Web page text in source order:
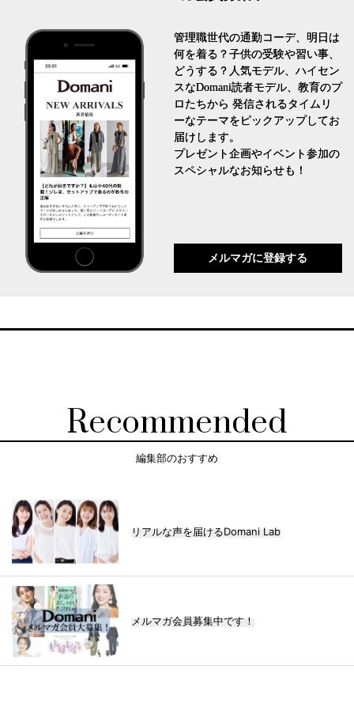
管理職世代の通勤コーデ、明日は
何を着る？子供の受験や習い事、
どうする？人気モデル、ハイセン
スなDomani読者モデル、教育のプ
ロたちから 発信されるタイムリ
ーなテーマをピックアップしてお
届けします。
プレゼント企画やイベント参加の
スペシャルなお知らせも！
メルマガに登録する
Recommended
編集部のおすすめ
リアルな声を届けるDomani Lab
メルマガ会員募集中です！